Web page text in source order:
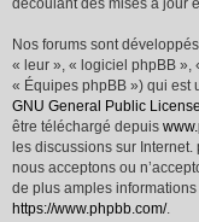
découlant des mises à jour
Nos forums sont
« leur », « logiciel phpBB »,
« Équipes phpBB ») qui est
GNU General Public
être téléchargé depuis
les discussions sur
nous acceptons ou
de plus amples
https://www.phpbb.com/.